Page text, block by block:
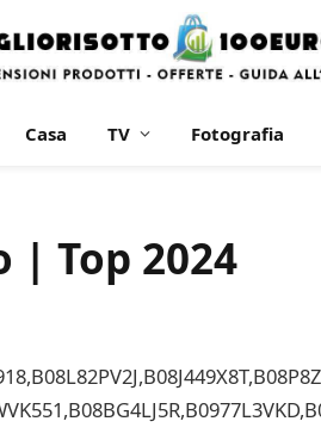
Casa TV Fotografia
Top 2024